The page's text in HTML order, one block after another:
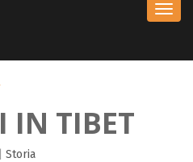
IN TIBET
Storia